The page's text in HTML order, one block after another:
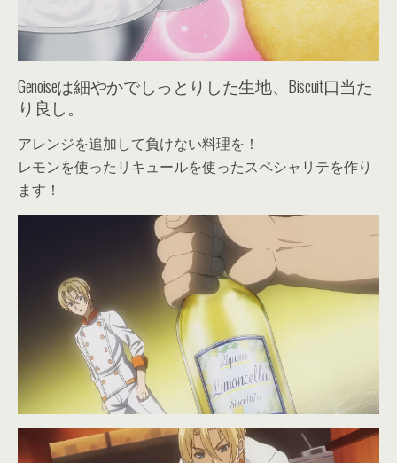
Genoiseは細やかでしっとりした生地、Biscuit口当た
り良し。
アレンジを追加して負けない料理を！
レモンを使ったリキュールを使ったスペシャリテを作り
ます！